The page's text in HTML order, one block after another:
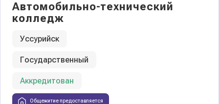
Автомобильно-технический
колледж
Уссурийск
Государственный
Аккредитован
Общежитие предоставляется